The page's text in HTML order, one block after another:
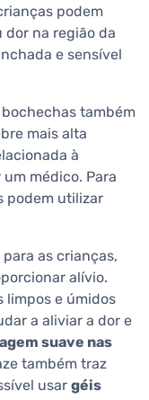
podem
na região da
e sensível
também
mais alta
à
médico. Para
podem utilizar
as crianças,
alívio.
limpos e úmidos
a aliviar a dor e
suave nas
também traz
usar géis